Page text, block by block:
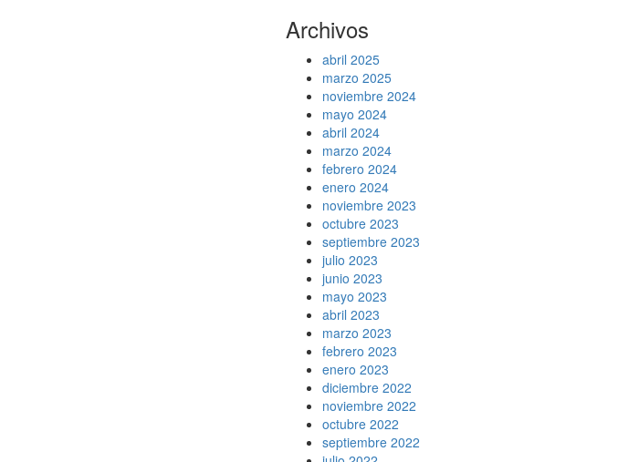
Archivos
abril 2025
marzo 2025
noviembre 2024
mayo 2024
abril 2024
marzo 2024
febrero 2024
enero 2024
noviembre 2023
octubre 2023
septiembre 2023
julio 2023
junio 2023
mayo 2023
abril 2023
marzo 2023
febrero 2023
enero 2023
diciembre 2022
noviembre 2022
octubre 2022
septiembre 2022